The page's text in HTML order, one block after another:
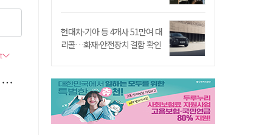
현대차·기아 등 4개사 51만여 대
리콜…화재·안전장치 결함 확인